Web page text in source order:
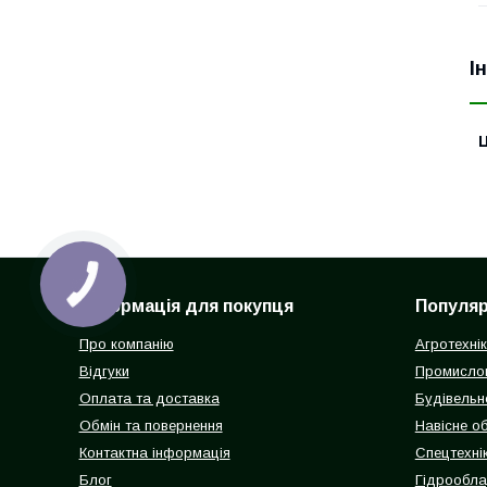
Інформація для покупця
Про компанію
Відгуки
Оплата та доставка
Обмін та повернення
Контактна інформація
Блог
Навісне